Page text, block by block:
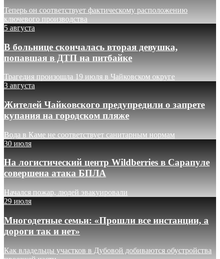
Теперь он соответствует фактическому расположению
ключевого производства
5 августа
В больнице скончалась вторая девушка,
попавшая в ДТП на питбайке
Трагедия произошла 19 июля в Чайковском округе
3 августа
Жителей Чайковского предупредили о запрете
купания на городском пляже
Вода в Каме не соответствует санитарным нормам
30 июля
На логистический центр Wildberries в Сарапуле
совершена атака БПЛА
Начался пожар, людей эвакуировали
29 июля
Многодетные семьи: «Прошли все инстанции, а
дороги так и нет»
Как владельцы участков в Дубовой добиваются обустройства